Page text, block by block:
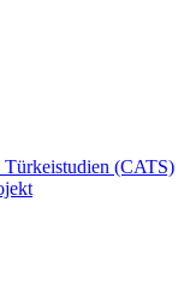
Türkeistudien (CATS)